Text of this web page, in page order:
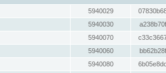
5940029
5940030
5940070
5940060
5940080